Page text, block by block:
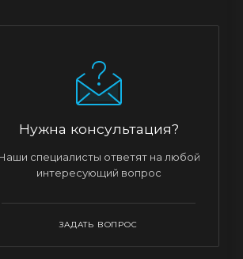
Нужна консультация?
специалисты ответят на любой
интересующий вопрос
ЗАДАТЬ ВОПРОС